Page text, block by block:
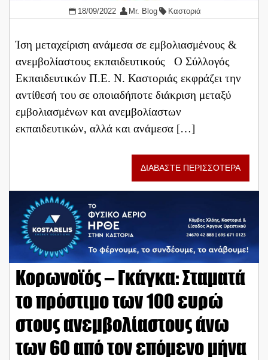
18/09/2022 Mr. Blog Καστοριά
Ίση μεταχείριση ανάμεσα σε εμβολιασμένους &
ανεμβολίαστους εκπαιδευτικούς Ο Σύλλογός
Εκπαιδευτικών Π.Ε. Ν. Καστοριάς εκφράζει την
αντίθεσή του σε οποιαδήποτε διάκριση μεταξύ
εμβολιασμένων και ανεμβολίαστων
εκπαιδευτικών, αλλά και ανάμεσα […]
ΔΙΑΒΑΣΤΕ ΠΕΡΙΣΣΟΤΕΡΑ
Κορωνοϊός – Γκάγκα: Σταματά
το πρόστιμο των 100 ευρώ
στους ανεμβολίαστους άνω
των 60 από τον επόμενο μήνα